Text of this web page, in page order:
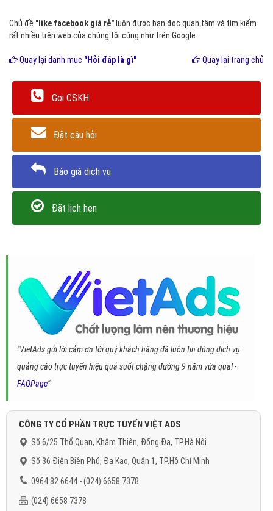
Chủ đề "like facebook giá rẻ" luôn được bạn đọc quan tâm và tìm kiếm
rất nhiều trên web của chúng tôi cũng như trên Google.
Quay lại danh mục "Hỏi đáp là gì" Quay lại trang chủ
Gọi CSKH
Đặt câu hỏi
Báo giá dịch vụ
Đặt lịch hẹn
"VietAds gửi lời cảm ơn tới quý khách hàng đã luôn tin dùng dịch vụ
quảng cáo trực tuyến hiệu quả suốt chặng đường 9 năm vừa qua! -
FAQPage"
CÔNG TY CỔ PHẦN TRỰC TUYẾN VIỆT ADS
Số 6/25 Thổ Quan, Khâm Thiên, Đống Đa, TP.Hà Nội
Số 36 Điện Biên Phủ, Đa Kao, Quận 1, TP.Hồ Chí Minh
0964 82 6644 - (024) 6658 7378
(024) 6658 7378